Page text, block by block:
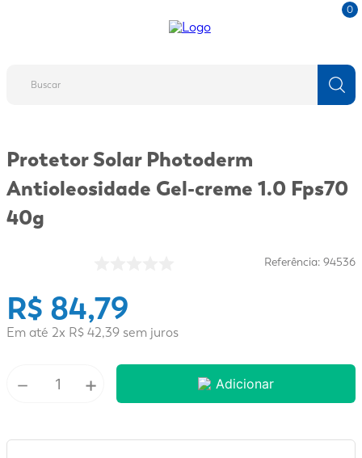
0
Protetor Solar Photoderm
Antioleosidade Gel-creme 1.0 Fps70
40g
Referência: 94536
R$ 84,79
Em até 2x R$42,39 sem juros
－ + Adicionar
1º
fralda
2º
protetor solar
º
adeforte turbo
7º
sabonete líquido
9º